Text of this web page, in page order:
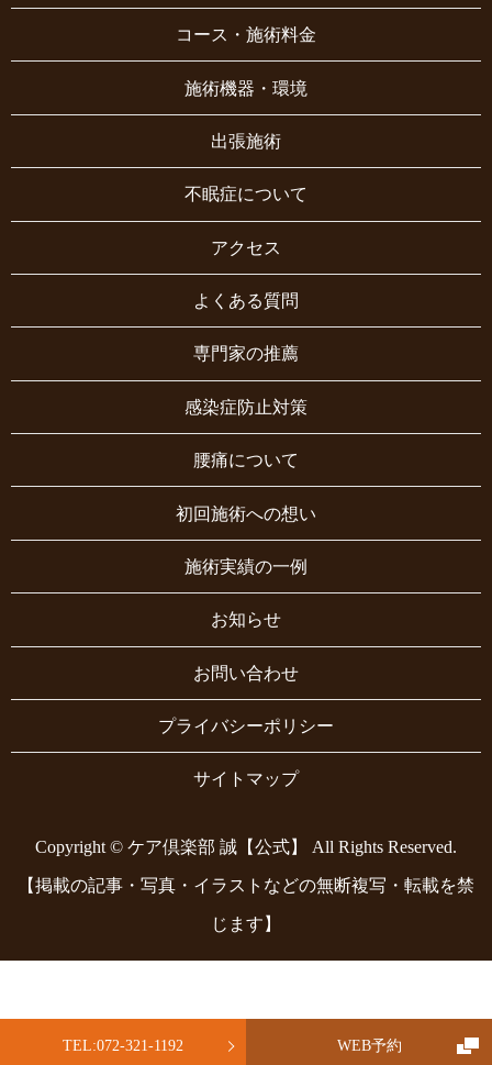
TEL:072-321-1192 WEB予約
コース・施術料金
施術機器・環境
出張施術
不眠症について
アクセス
よくある質問
専門家の推薦
感染症防止対策
腰痛について
初回施術への想い
施術実績の一例
お知らせ
お問い合わせ
プライバシーポリシー
サイトマップ
Copyright © ケア倶楽部 誠【公式】 All Rights Reserved.
【掲載の記事・写真・イラストなどの無断複写・転載を禁
じます】